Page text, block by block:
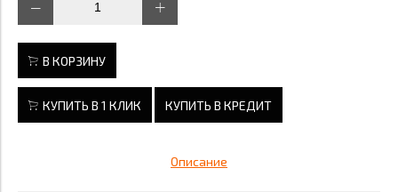
В КОРЗИНУ
КУПИТЬ В 1 КЛИК КУПИТЬ В КРЕДИТ
Описание